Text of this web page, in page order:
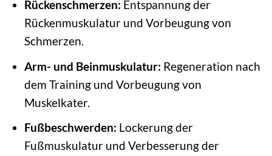
Rückenschmerzen: Entspannung der
Rückenmuskulatur und Vorbeugung von
Schmerzen.
Arm- und Beinmuskulatur: Regeneration nach
dem Training und Vorbeugung von
Muskelkater.
Fußbeschwerden: Lockerung der
Fußmuskulatur und Verbesserung der